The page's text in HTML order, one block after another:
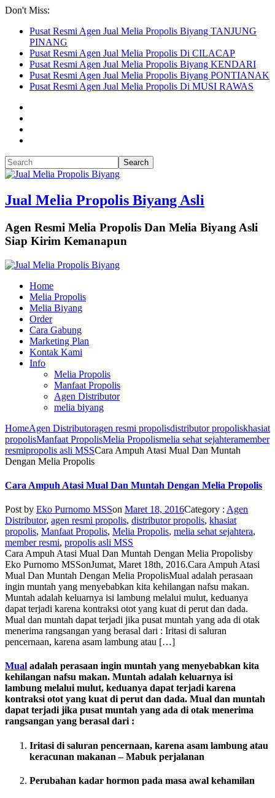
Don't Miss:
Pusat Resmi Agen Jual Melia Propolis Biyang TANJUNG
PINANG
Pusat Resmi Agen Jual Melia Propolis Di CILACAP
Pusat Resmi Agen Jual Melia Propolis Biyang KENDARI
Pusat Resmi Agen Jual Melia Propolis Biyang PONTIANAK
Pusat Resmi Agen Jual Melia Propolis Di MUSI RAWAS
Jual Melia Propolis Biyang Asli
Agen Resmi Melia Propolis Dan Melia Biyang Asli
Siap Kirim Kemanapun
Home
Melia Propolis
Melia Biyang
Order
Cara Gabung
Marketing Plan
Kontak Kami
Info
Melia Propolis
Manfaat Propolis
Agen Distributor
melia biyang
HomeAgen Distributoragen resmi propolisdistributor propoliskhasiat
propolisManfaat PropolisMelia Propolismelia sehat sejahteramember
resmipropolis asli MSSCara Ampuh Atasi Mual Dan Muntah
Dengan Melia Propolis
Cara Ampuh Atasi Mual Dan Muntah Dengan Melia Propolis
Post by Eko Purnomo MSSon Maret 18, 2016Category : Agen
Distributor, agen resmi propolis, distributor propolis, khasiat
propolis, Manfaat Propolis, Melia Propolis, melia sehat sejahtera,
member resmi, propolis asli MSS
Cara Ampuh Atasi Mual Dan Muntah Dengan Melia Propolisby
Eko Purnomo MSSonJumat, Maret 18th, 2016.Cara Ampuh Atasi
Mual Dan Muntah Dengan Melia PropolisMual adalah perasaan
ingin muntah yang menyebabkan kita kehilangan nafsu makan.
Muntah adalah keluarnya isi lambung melalui mulut, keduanya
dapat terjadi karena kontraksi otot yang kuat di perut dan dada.
Mual dan muntah dapat terjadi jika pusat muntah yang ada di otak
menerima rangsangan yang berasal dari : Iritasi di saluran
pencernaan, karena asam lambung atau […]
Mual adalah perasaan ingin muntah yang menyebabkan kita
kehilangan nafsu makan. Muntah adalah keluarnya isi
lambung melalui mulut, keduanya dapat terjadi karena
kontraksi otot yang kuat di perut dan dada. Mual dan muntah
dapat terjadi jika pusat muntah yang ada di otak menerima
rangsangan yang berasal dari :
Iritasi di saluran pencernaan, karena asam lambung atau
keracunan makanan – Mabuk perjalanan
Perubahan kadar hormon pada masa awal kehamilan